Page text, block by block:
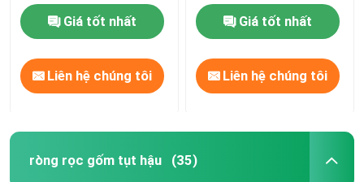
Giá tốt nhất
Liên hệ chúng tôi
Giá tốt nhất
Liên hệ chúng tôi
ròng rọc gốm tụt hậu (35)